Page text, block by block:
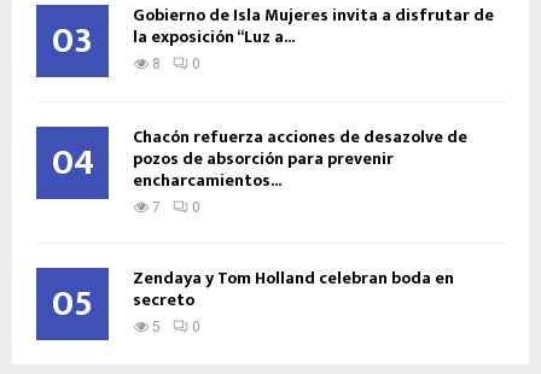
03 Gobierno de Isla Mujeres invita a disfrutar de
la exposición “Luz a...
8 0
04 Chacón refuerza acciones de desazolve de
pozos de absorción para prevenir
encharcamientos...
7 0
05 Zendaya y Tom Holland celebran boda en
secreto
5 0